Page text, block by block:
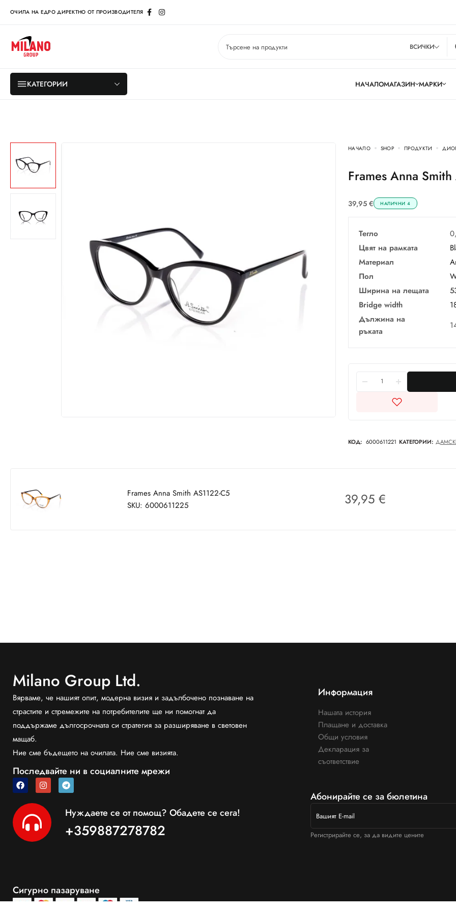
ОЧИЛА НА ЕДРО ДИРЕКТНО ОТ ПРОИЗВОДИТЕЛЯ
ВСИЧКИ
КАТЕГОРИИ НАЧАЛОМАГАЗИН МАРКИ
НАЧАЛО SHOP ПРОДУКТИ
Frames Anna
39,95 € НАЛИЧНИ 4
Тегло
Цвят на рамката
Материал
Пол
Ширина на лещата
Bridge width
Дължина на
ръката
КОД: 6000611221 КАТЕГОРИИ:
Frames Anna Smith AS1122-C5
SKU: 6000611225
39,95 €
Milano Group Ltd.
Вярваме, че нашият опит, модерна визия и задълбочено познаване на
страстите и стремежите на потребителите ще ни помогнат да
поддържаме дългосрочната си стратегия за разширяване в световен
мащаб.
Ние сме бъдещето на очилата. Ние сме визията.
Последвайте ни в социалните мрежи
Нуждаете се от помощ? Обадете се сега!
+359887278782
Информация
Нашата история
Плащане и доставка
Общи условия
Декларация за
съответствие
Абонирайте се за бюлетина
Регистрирайте се, за да видите цените
Сигурно пазаруване